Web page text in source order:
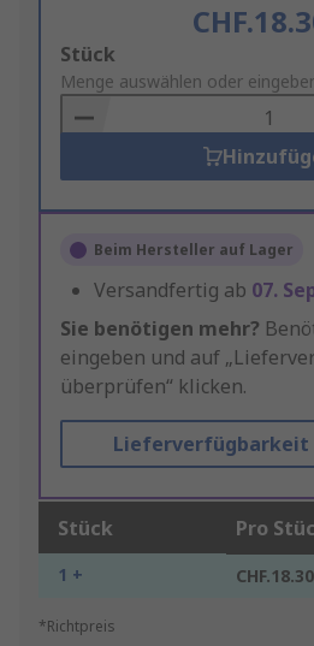
Add
to
Basket
Stück
Menge auswählen oder
Beim Hersteller auf Lager
Versandfertig ab 07.
Sie benötigen mehr?
eingeben und auf
überprüfen“ klicken.
Lieferverfügbarkeit
Stück Pro
1 + CHF.18.30
*Richtpreis